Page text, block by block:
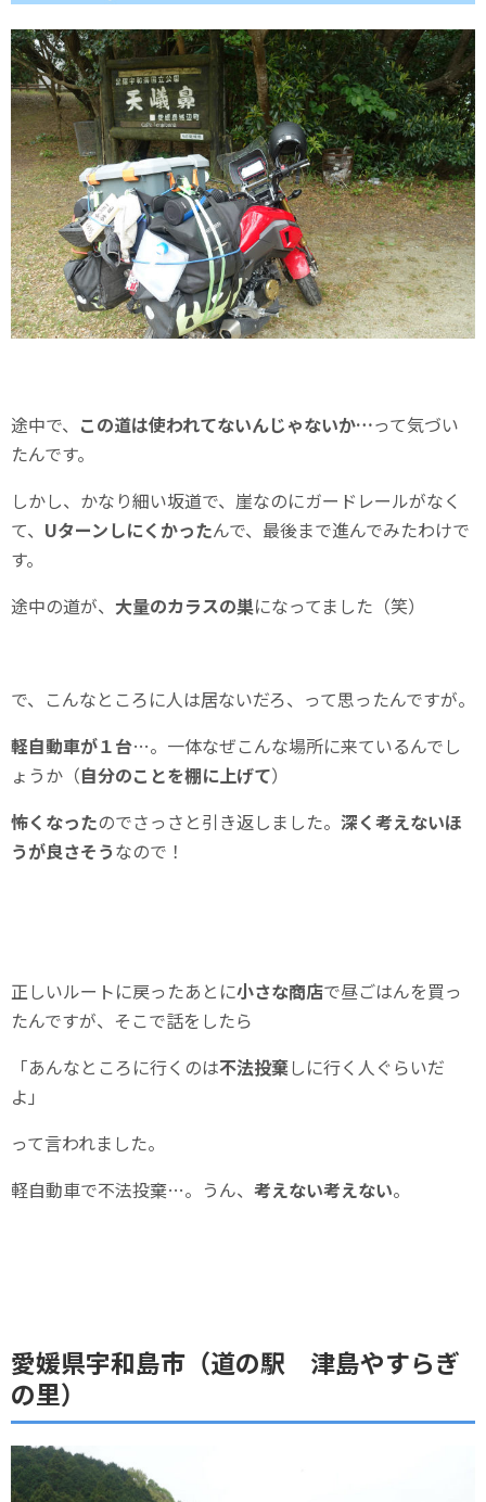
途中で、 この道は使われてないんじゃないか…って気づい
たんです。
しかし、かなり細い坂道で、崖なのにガードレールがなく
て、 Uターンしにくかったんで、最後まで進んでみたわけで
す。
途中の道が、 大量のカラスの巣になってました（笑）
で、こんなところに人は居ないだろ、って思ったんですが。
軽自動車が１台…。一体なぜこんな場所に来ているんでし
ょうか（自分のことを棚に上げて）
怖くなったのでさっさと引き返しました。 深く考えないほ
うが良さそうなので！
正しいルートに戻ったあとに小さな商店で昼ごはんを買っ
たんですが、そこで話をしたら
「あんなところに行くのは不法投棄しに行く人ぐらいだ
よ」
って言われました。
軽自動車で不法投棄…。うん、 考えない考えない。
愛媛県宇和島市（道の駅 津島やすらぎ
の里）